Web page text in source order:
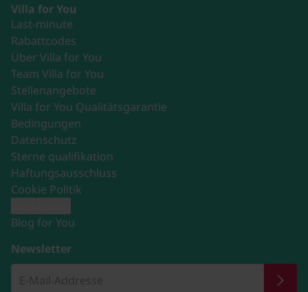
Villa for You
Last-minute
Rabattcodes
Über Villa for You
Team Villa for You
Stellenangebote
Villa for You Qualitätsgarantie
Bedingungen
Datenschutz
Sterne qualifikation
Haftungsausschluss
Cookie Politik
Blog for You
Newsletter